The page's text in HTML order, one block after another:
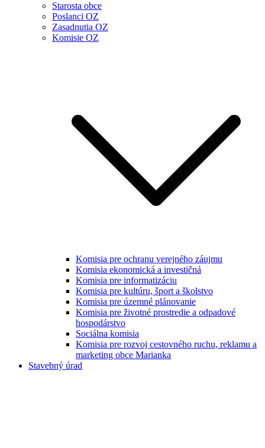
Starosta obce
Poslanci OZ
Zasadnutia OZ
Komisie OZ
Komisia pre ochranu verejného záujmu
Komisia ekonomická a investičná
Komisia pre informatizáciu
Komisia pre kultúru, šport a školstvo
Komisia pre územné plánovanie
Komisia pre životné prostredie a odpadové
hospodárstvo
Sociálna komisia
Komisia pre rozvoj cestovného ruchu, reklamu a
marketing obce Marianka
Stavebný úrad